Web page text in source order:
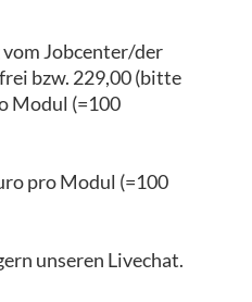
Jobcenter/der
bzw. 229,00 (bitte
Modul (=100
pro Modul (=100
unseren Livechat.